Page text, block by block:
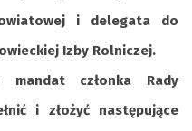
i delegata do
Izby Rolniczej.
członka Rady
i złożyć następujące